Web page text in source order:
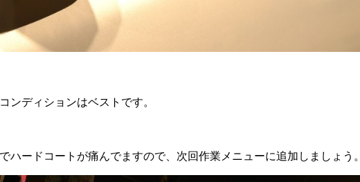
ンディションはベストです。
ハードコートが痛んでますので、次回作業メニューに追加しましょう。